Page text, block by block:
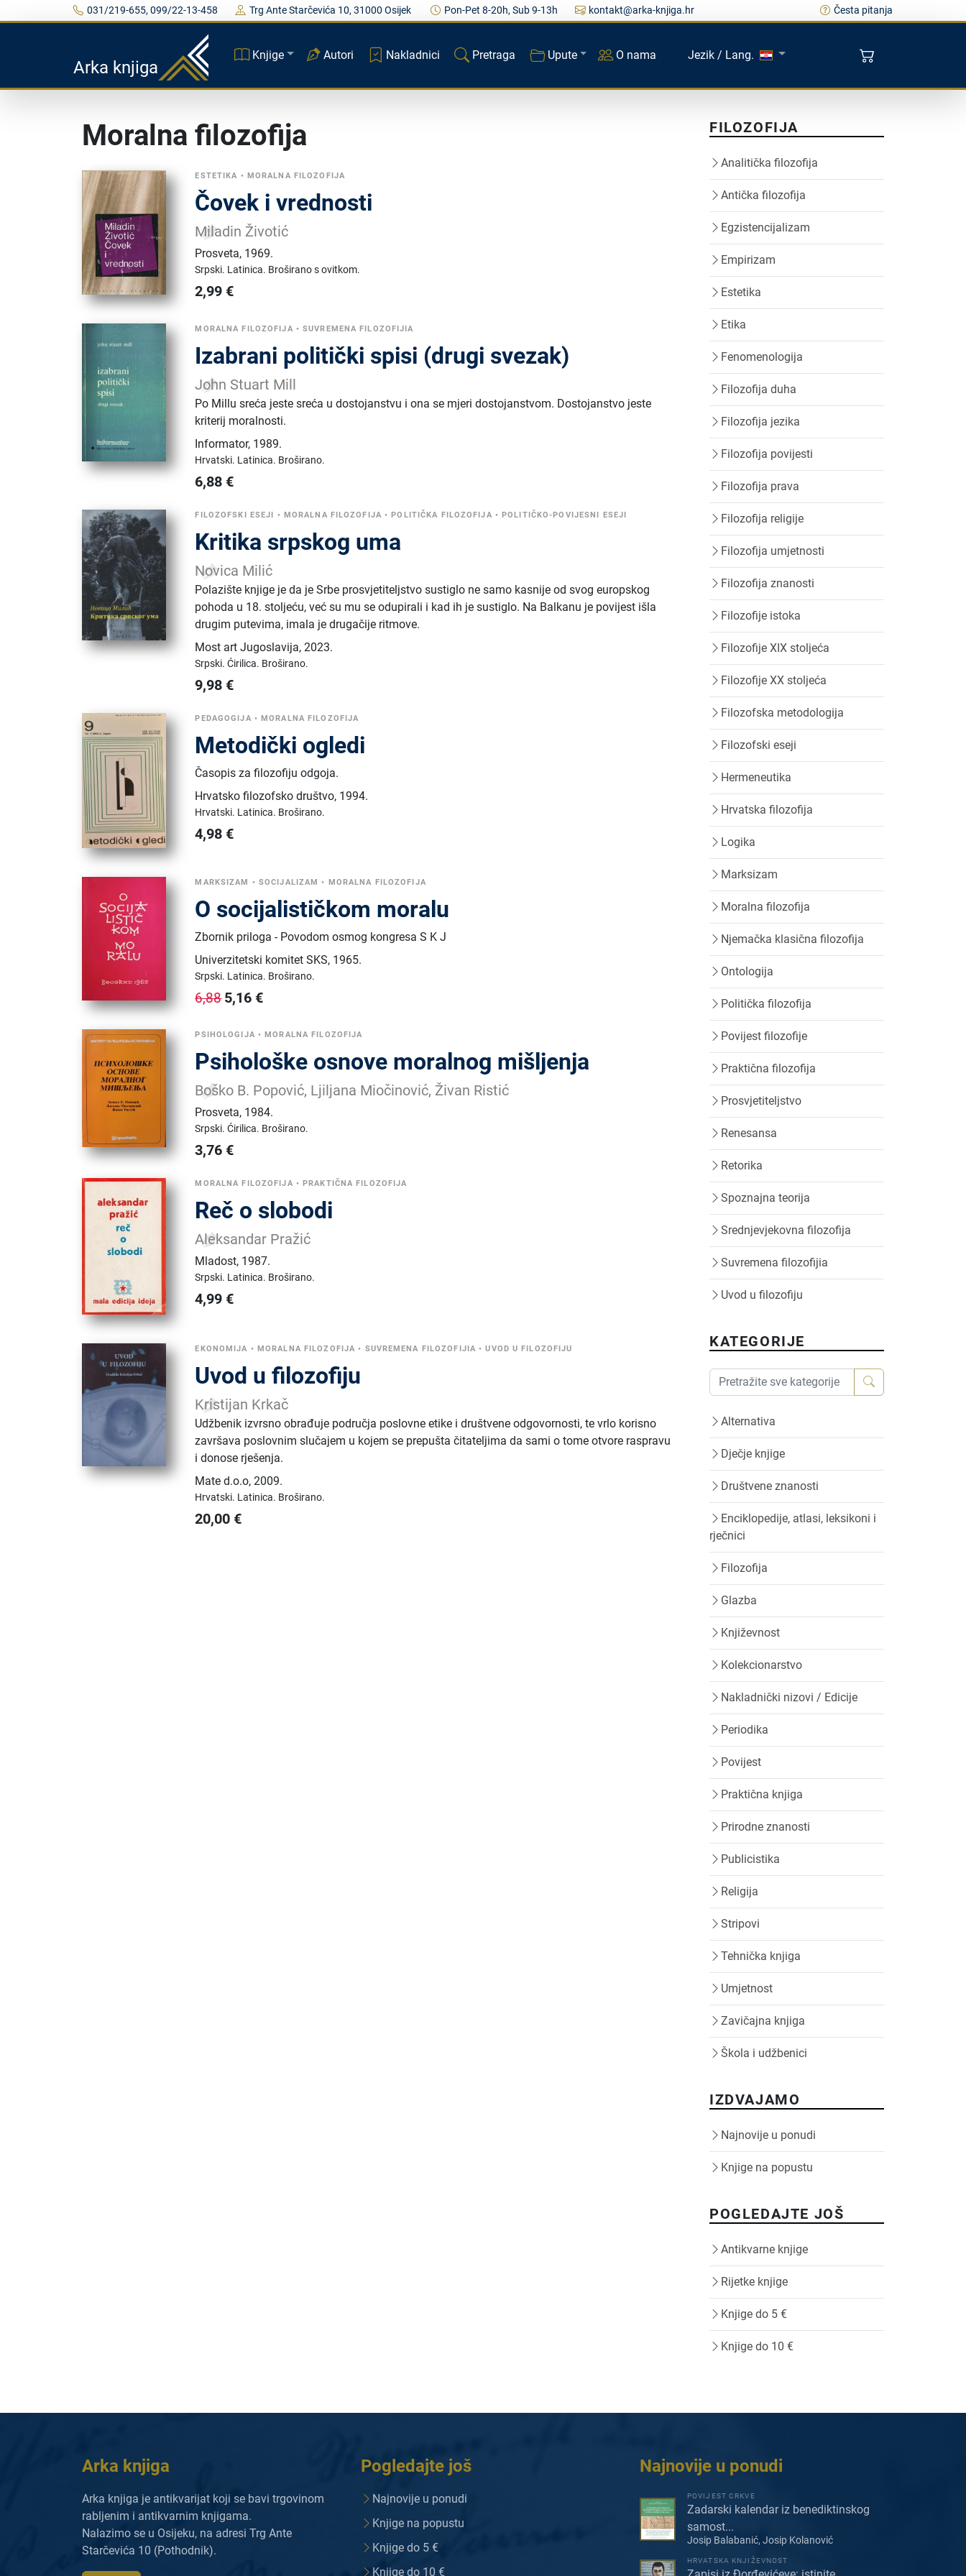
031/219-655, 099/22-13-458 Trg Ante Starčevića 10, 31000 Osijek Pon-Pet 8-20h, Sub 9-13h kontakt@arka-knjiga.hr Česta pitanja
Arka knjiga
Knjige Autori Nakladnici Pretraga Upute O nama Jezik / Lang.
Moralna filozofija
ESTETIKA • MORALNA FILOZOFIJA
Čovek i vrednosti
Miladin Životić
Prosveta, 1969.
Srpski. Latinica. Broširano s ovitkom.
2,99 €
MORALNA FILOZOFIJA •SUVREMENA FILOZOFIJIA
Izabrani politički spisi (drugi svezak)
John Stuart Mill
Po Millu sreća jeste sreća u dostojanstvu i ona se mjeri dostojanstvom. Dostojanstvo jeste
kriterij moralnosti.
Informator, 1989.
Hrvatski. Latinica. Broširano.
6,88 €
FILOZOFSKI ESEJI • MORALNA FILOZOFIJA •POLITIČKA FILOZOFIJA •POLITIČKO-POVIJESNI ESEJI
Kritika srpskog uma
Novica Milić
Polazište knjige je da je Srbe prosvjetiteljstvo sustiglo ne samo kasnije od svog europskog
pohoda u 18. stoljeću, već su mu se odupirali i kad ih je sustiglo. Na Balkanu je povijest išla
drugim putevima, imala je drugačije ritmove.
Most art Jugoslavija,2023.
Srpski.Ćirilica. Broširano.
9,98 €
PEDAGOGIJA •MORALNA FILOZOFIJA
Metodički ogledi
Časopis za filozofiju odgoja.
Hrvatsko filozofsko društvo, 1994.
Hrvatski. Latinica. Broširano.
4,98 €
MARKSIZAM • SOCIJALIZAM • MORALNA FILOZOFIJA
O socijalističkom moralu
Zbornik priloga - Povodom osmog kongresa S K J
Univerzitetski komitet SKS, 1965.
Srpski. Latinica. Broširano.
6,885,16 €
PSIHOLOGIJA •MORALNA FILOZOFIJA
Psihološke osnove moralnog mišljenja
Boško B. Popović, Ljiljana Miočinović, Živan Ristić
Prosveta, 1984.
Srpski.Ćirilica. Broširano.
3,76 €
MORALNA FILOZOFIJA •PRAKTIČNA FILOZOFIJA
Reč o slobodi
Aleksandar Pražić
Mladost, 1987.
Srpski. Latinica. Broširano.
4,99 €
EKONOMIJA • MORALNA FILOZOFIJA • SUVREMENA FILOZOFIJIA •UVOD U FILOZOFIJU
Uvod u filozofiju
Kristijan Krkač
Udžbenik izvrsno obrađuje područja poslovne etike i društvene odgovornosti, te vrlo korisno
završava poslovnim slučajem u kojem se prepušta čitateljima da sami o tome otvore raspravu
i donose rješenja.
Mate d.o.o,2009.
Hrvatski. Latinica. Broširano.
20,00 €
FILOZOFIJA
Analitička filozofija
Antička filozofija
Egzistencijalizam
Empirizam
Estetika
Etika
Fenomenologija
Filozofija duha
Filozofija jezika
Filozofija povijesti
Filozofija prava
Filozofija religije
Filozofija umjetnosti
Filozofija znanosti
Filozofije istoka
Filozofije XIX stoljeća
Filozofije XX stoljeća
Filozofska metodologija
Filozofski eseji
Hermeneutika
Hrvatska filozofija
Logika
Marksizam
Moralna filozofija
Njemačka klasična filozofija
Ontologija
Politička filozofija
Povijest filozofije
Praktična filozofija
Prosvjetiteljstvo
Renesansa
Retorika
Spoznajna teorija
Srednjevjekovna filozofija
Suvremena filozofijia
Uvod u filozofiju
KATEGORIJE
Alternativa
Dječje knjige
Društvene znanosti
Enciklopedije, atlasi, leksikoni i
rječnici
Filozofija
Glazba
Književnost
Kolekcionarstvo
Nakladnički nizovi / Edicije
Periodika
Povijest
Praktična knjiga
Prirodne znanosti
Publicistika
Religija
Stripovi
Tehnička knjiga
Umjetnost
Zavičajna knjiga
Škola i udžbenici
IZDVAJAMO
Najnovije u ponudi
Knjige na popustu
POGLEDAJTE JOŠ
Antikvarne knjige
Rijetke knjige
Knjige do 5 €
Knjige do 10 €
Arka knjiga
Arka knjiga je antikvarijat koji se bavi trgovinom
rabljenim i antikvarnim knjigama.
Nalazimo se u Osijeku, na adresi Trg Ante
Starčevića 10 (Pothodnik).
Pogledajte još
Najnovije u ponudi
Knjige na popustu
Knjige do 5 €
Knjige do 10 €
Najnovije u ponudi
POVIJEST CRKVE
Zadarski kalendar iz benediktinskog
samost...
Josip Balabanić, Josip Kolanović
HRVATSKA KNJIŽEVNOST